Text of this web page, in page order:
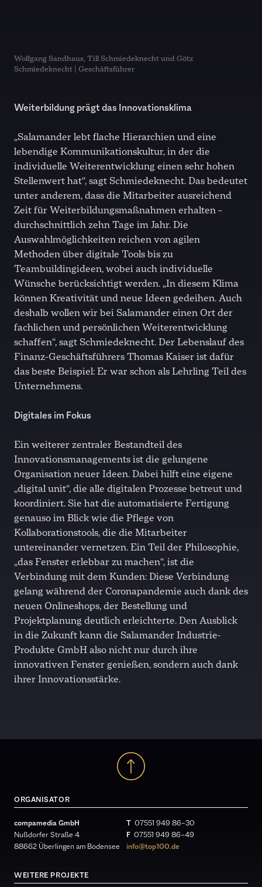
Wolfgang Sandhaus, Till Schmiedeknecht und Götz
Schmiedeknecht | Geschäftsführer
Weiterbildung prägt das Innovationsklima
„Salamander lebt flache Hierarchien und eine
lebendige Kommunikationskultur, in der die
individuelle Weiterentwicklung einen sehr hohen
Stellenwert hat“, sagt Schmiedeknecht. Das bedeutet
unter anderem, dass die Mitarbeiter ausreichend
Zeit für Weiterbildungsmaßnahmen erhalten –
durchschnittlich zehn Tage im Jahr. Die
Auswahlmöglichkeiten reichen von agilen
Methoden über digitale Tools bis zu
Teambuildingideen, wobei auch individuelle
Wünsche berücksichtigt werden. „In diesem Klima
können Kreativität und neue Ideen gedeihen. Auch
deshalb wollen wir bei Salamander einen Ort der
fachlichen und persönlichen Weiterentwicklung
schaffen“, sagt Schmiedeknecht. Der Lebenslauf des
Finanz-Geschäftsführers Thomas Kaiser ist dafür
das beste Beispiel: Er war schon als Lehrling Teil des
Unternehmens.
Digitales im Fokus
Ein weiterer zentraler Bestandteil des
Innovationsmanagements ist die gelungene
Organisation neuer Ideen. Dabei hilft eine eigene
„digital unit“, die alle digitalen Prozesse betreut und
koordiniert. Sie hat die automatisierte Fertigung
genauso im Blick wie die Pflege von
Kollaborationstools, die die Mitarbeiter
untereinander vernetzen. Ein Teil der Philosophie,
„das Fenster erlebbar zu machen“, ist die
Verbindung mit dem Kunden: Diese Verbindung
gelang während der Coronapandemie auch dank des
neuen Onlineshops, der Bestellung und
Projektplanung deutlich erleichterte. Den Ausblick
in die Zukunft kann die Salamander Industrie-
Produkte GmbH also nicht nur durch ihre
innovativen Fenster genießen, sondern auch dank
ihrer Innovationsstärke.
ORGANISATOR
compamedia GmbH
Nußdorfer Straße 4
88662 Überlingen am Bodensee
T 07551 949 86 – 30
F 07551 949 86 – 49
info@top100.de
WEITERE PROJEKTE